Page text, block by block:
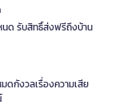
ด รับสิทธิ์ส่งฟรีถึงบ้าน
ดกังวลเรื่องความเสีย